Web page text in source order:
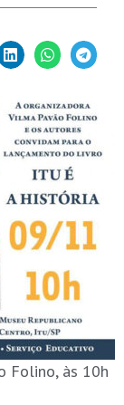
Folino, às 10h